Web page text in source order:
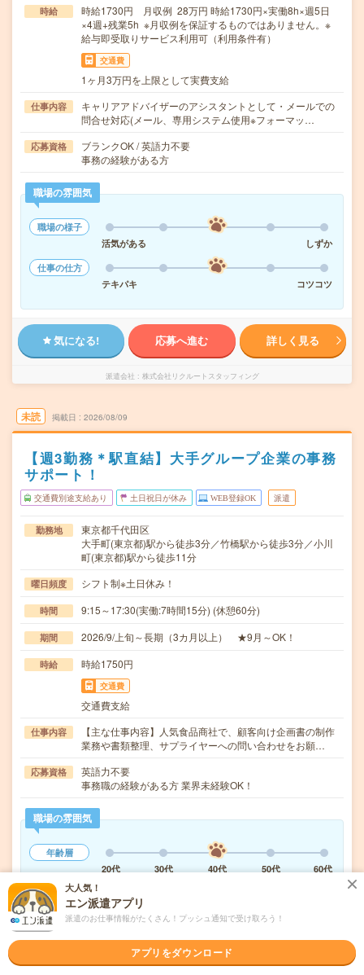
時給
時給1730円 月収例 28万円 時給1730円×実働8h×週5日
×4週+残業5h ※月収例を保証するものではありません。※
給与即受取りサービス利用可（利用条件有）
交通費
1ヶ月3万円を上限として実費支給
仕事内容
キャリアアドバイザーのアシスタントとして・メールでの
問合せ対応(メール、専用システム使用※フォーマッ…
応募資格
ブランクOK / 英語力不要
事務の経験がある方
職場の雰囲気
職場の様子
活気がある
しずか
仕事の仕方
テキパキ
コツコツ
気になる! 応募へ進む 詳しく見る
派遣会社 株式会社リクルートスタッフィング
未読 掲載日 2026/08/09
【週3勤務＊駅直結】大手グループ企業の事務
サポート！
交通費別途支給あり 土日祝日が休み WEB登録OK 派遣
勤務地
東京都千代田区
大手町(東京都)駅から徒歩3分／竹橋駅から徒歩3分／小川
町(東京都)駅から徒歩11分
曜日頻度 シフト制※土日休み！
時間 9:15～17:30(実働:7時間15分) (休憩60分)
期間 2026/9/上旬～長期（3カ月以上） ★9月～OK！
時給 時給1750円
交通費
交通費支給
仕事内容
【主な仕事内容】人気食品商社で、顧客向け企画書の制作
業務や書類整理、サプライヤーへの問い合わせをお願…
応募資格
英語力不要
事務職の経験がある方 業界未経験OK！
職場の雰囲気
年齢層
20代
30代 40代 50代
60代
仕事の仕方
テキパキ
気になる! 応募へ進む 詳しく見る
大人気！
エン派遣アプリ
派遣のお仕事情報がたくさん！プッシュ通知で受け取ろう！
アプリをダウンロード